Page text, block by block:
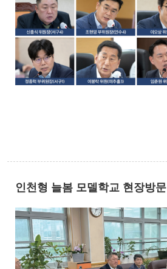
인천형 늘봄 모델학교 현장방문